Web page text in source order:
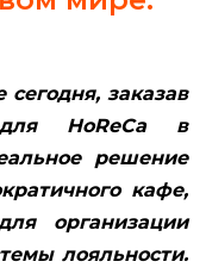
заказав
HoReCa в
решение
кафе,
организации
лояльности.